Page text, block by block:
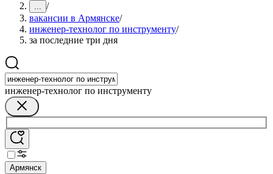
... /
вакансии в Армянске/
инженер-технолог по инструменту/
за последние три дня
инженер-технолог по инструменту
Армянск